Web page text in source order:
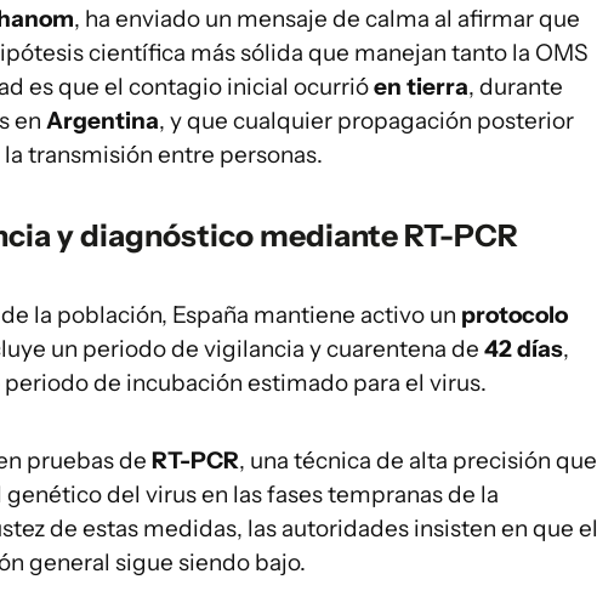
, ha enviado un mensaje de calma al afirmar que
científica más sólida que manejan tanto la OMS
es que el contagio inicial ocurrióen tierra, durante
en Argentina, y que cualquier propagación posterior
transmisión entre personas.
y diagnóstico mediante RT-PCR
la población, España mantiene activo un protocolo
un periodo de vigilancia y cuarentena de 42 días,
de incubación estimado para el virus.
pruebas de RT-PCR, una técnica de alta precisión que
del virus en las fases tempranas de la
de estas medidas, las autoridades insisten en que el
general sigue siendo bajo.